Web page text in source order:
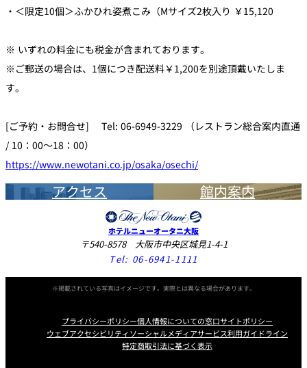
・＜限定10個＞ふかひれ姿煮こみ（Mサイズ2枚入り ￥15,120
※ いずれの料金にも税金が含まれております。
※ご郵送の場合は、1個につき配送料￥1,200を別途頂戴いたしま
す。
[ご予約・お問合せ] Tel: 06-6949-3229 （レストラン総合案内直通
/ 10：00～18：00）
https://www.newotani.co.jp/osaka/osechi/
アクセス 館内案内
ホテルニューオータニ大阪
〒540-8578 大阪市中央区城見1-4-1
Tel: 06-6941-1111
※掲載されている写真はイメージです。実際とは異なる場合があります。
プライバシーポリシー個人情報についての窓口サイトポリシー
ウェブアクセシビリティソーシャルメディアサービス利用ガイドライン
特定商取引法に基づく表示